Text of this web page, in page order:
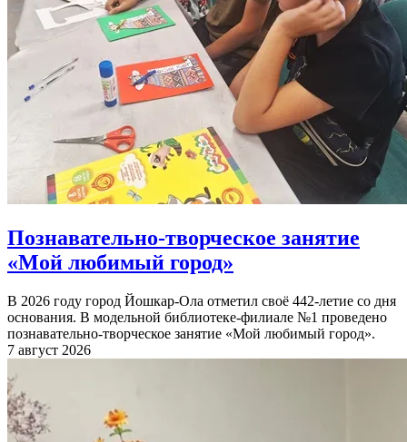
Познавательно-творческое занятие
«Мой любимый город»
В 2026 году город Йошкар-Ола отметил своё 442-летие со дня
основания. В модельной библиотеке-филиале №1 проведено
познавательно-творческое занятие «Мой любимый город».
7 август 2026